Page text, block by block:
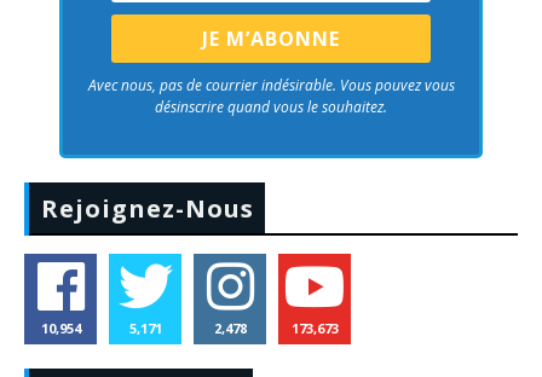
Avec nous, pas de courrier indésirable. Vous pouvez vous
désinscrire quand vous le souhaitez.
Rejoignez-Nous
10,954 5,171 2,478 173,673